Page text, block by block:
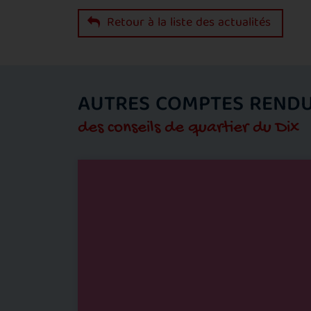
Retour à la liste des actualités
AUTRES COMPTES
des conseils de quartier du Dix